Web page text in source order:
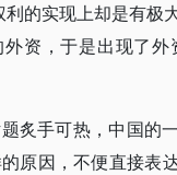
利的实现上却是有极
资，于是出现了外
炙手可热，中国的
原因，不便直接表